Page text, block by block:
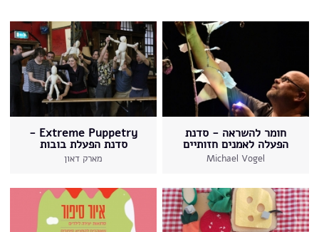
חומר להשראה - סדנת
הפעלה לאמנים חזותיים
Michael Vogel
Extreme Puppetry -
סדנת הפעלת בובות
מארק דאון